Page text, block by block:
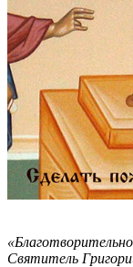
Святитель